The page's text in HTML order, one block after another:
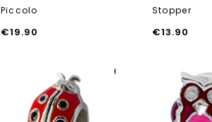
Piccolo
€19.90
Stopper
€13.90